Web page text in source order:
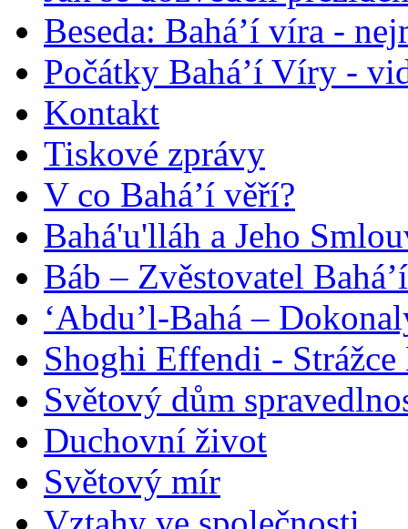
Beseda: Bahá’í víra -
Počátky Bahá’í Víry -
Kontakt
Tiskové zprávy
V co Bahá’í věří?
Bahá'u'lláh a Jeho
Báb – Zvěstovatel
‘Abdu’l-Bahá –
Shoghi Effendi -
Světový dům
Duchovní život
Světový mír